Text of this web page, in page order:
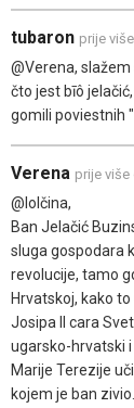
tubaron prije
@Verena,
čto jest bīô
gomili poviestnih
Verena prije
@lolčina,
Ban Jelačić
sluga gospodara
revolucije, tamo
Hrvatskoj, kako
Josipa II cara
ugarsko-hrvatski i
Marije Terezije
kojem je ban